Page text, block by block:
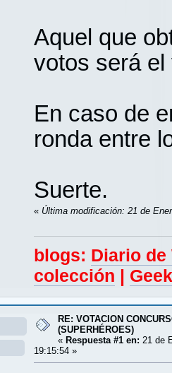
Aquel que
votos será el
En caso de
ronda entre
Suerte.
« Última modificación: 21 de
blogs: Diario
colección |
RE: VOTACION
(SUPERHÉROES)
« Respuesta #1 en: 21 de
19:15:54 »